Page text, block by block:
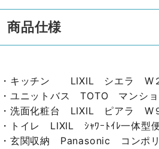
商品仕様
・キッチン LIXIL シエラ W
・ユニットバス TOTO マンシ
・洗面化粧台 LIXIL ピアラ W
・トイレ LIXIL ｼｬﾜｰﾄｲﾚ一体型
・玄関収納 Panasonic コンポ